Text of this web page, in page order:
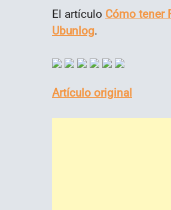
El artículo Cómo tener
Ubunlog.
Artículo original